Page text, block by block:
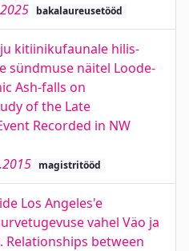
bakalaureusetööd
kitiinikufaunale hilis-
sündmuse näitel Loode-
Ash-falls on
of the Late
Recorded in NW
magistritööd
Los Angeles'e
vahel Väo ja
Relationships between